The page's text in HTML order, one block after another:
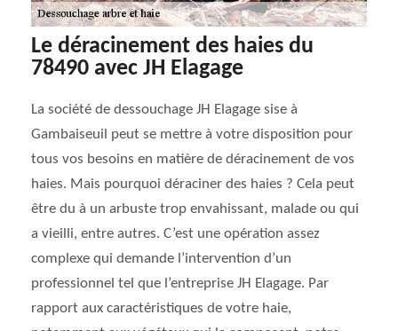
Le déracinement des haies du
78490 avec JH Elagage
La société de dessouchage JH Elagage sise à
Gambaiseuil peut se mettre à votre disposition pour
tous vos besoins en matière de déracinement de vos
haies. Mais pourquoi déraciner des haies ? Cela peut
être du à un arbuste trop envahissant, malade ou qui
a vieilli, entre autres. C’est une opération assez
complexe qui demande l’intervention d’un
professionnel tel que l’entreprise JH Elagage. Par
rapport aux caractéristiques de votre haie,